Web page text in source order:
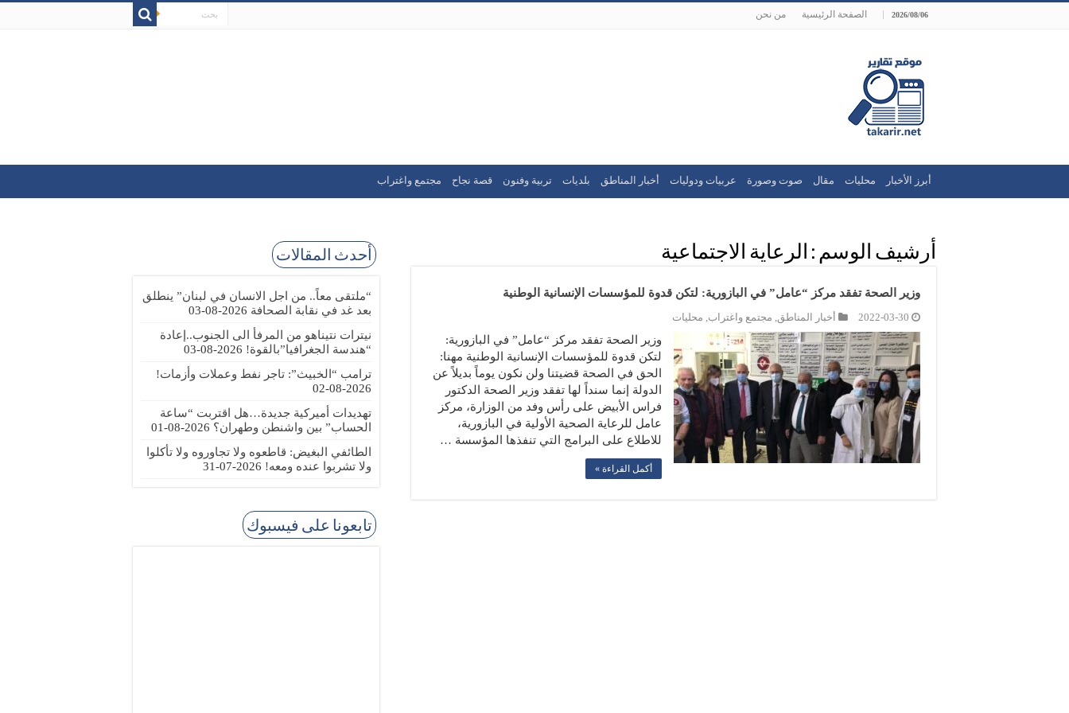
2026/08/06 الصفحة الرئيسية من نحن
أبرز الأخبار محليات مقال صوت وصورة عربيات ودوليات أخبار المناطق بلديات تربية وفنون قصة نجاح مجتمع واغتراب
أرشيف الوسم : الرعاية الاجتماعية
وزير الصحة تفقد مركز “عامل” في البازورية: لتكن قدوة للمؤسسات الإنسانية الوطنية
2022-03-30 أخبار المناطق, مجتمع واغتراب, محليات
وزير الصحة تفقد مركز “عامل” في البازورية:
لتكن قدوة للمؤسسات الإنسانية الوطنية مهنا:
الحق في الصحة قضيتنا ولن نكون يوماً بديلاً عن
الدولة إنما سنداً لها تفقد وزير الصحة الدكتور
فراس الأبيض على رأس وفد من الوزارة، مركز
عامل للرعاية الصحية الأولية في البازورية،
للاطلاع على البرامج التي تنفذها المؤسسة …
أكمل القراءة »
أحدث المقالات
“ملتقى معاً.. من اجل الانسان في لبنان” ينطلق
بعد غد في نقابة الصحافة 2026-08-03
نيترات نتيناهو من المرفأ الى الجنوب..إعادة
“هندسة الجغرافيا”بالقوة! 2026-08-03
ترامب “الخبيث”: تاجر نفط وعملات وأزمات!
2026-08-02
تهديدات أميركية جديدة…هل اقتربت “ساعة
الحساب” بين واشنطن وطهران؟ 2026-08-01
الطائفي البغيض: قاطعوه ولا تجاوروه ولا تأكلوا
ولا تشربوا عنده ومعه! 2026-07-31
تابعونا على فيسبوك